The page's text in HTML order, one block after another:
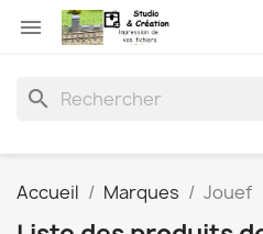

search
Accueil Marques Jouef